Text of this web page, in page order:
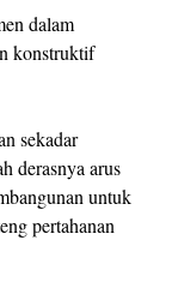
dalam
konstruktif
sekadar
derasnya arus
untuk
pertahanan